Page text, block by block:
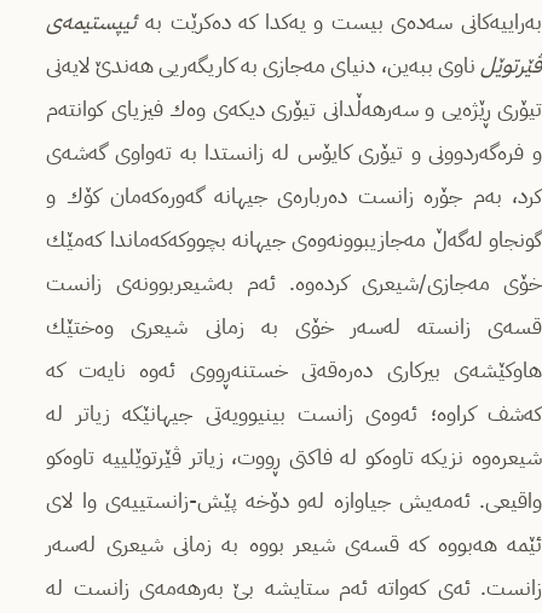
بەراییەكانى سەدەى بیست و یەكدا كە دەكرێت بەئیپستیمەى
ڤێرتوێلناوى ببەین، دنیاى مەجازى بە كاریگەریى هەندێ لایەنى
تیۆرى ڕێژەیى و سەرهەڵدانى تیۆرى دیكەى وەك فیزیاى كوانتەم
و فرەگەردوونى و تیۆرى كایۆس لە زانستدا بە تەواوى گەشەى
كرد، بەم جۆرە زانست دەربارەى جیهانە گەورەكەمان كۆك و
گونجاو لەگەڵ مەجازیبوونەوەى جیهانە بچووكەكەماندا كەمێك
خۆى مەجازى/شیعرى كردەوە. ئەم بەشیعربوونەى زانست
قسەى زانستە لەسەر خۆى بە زمانى شیعرى وەختێك
هاوكێشەى بیركارى دەرەقەتى خستنەڕووى ئەوە نایەت كە
كەشف كراوە؛ ئەوەى زانست بینیوویەتى جیهانێكە زیاتر لە
شیعرەوە نزیكە تاوەكو لە فاكتى ڕووت، زیاتر ڤێرتوێلییە تاوەكو
واقیعى. ئەمەیش جیاوازە لەو دۆخە پێش-زانستییەى وا لاى
ئێمە هەبووە كە قسەى شیعر بووە بە زمانى شیعرى لەسەر
زانست. ئەى كەواتە ئەم ستایشە بێ بەرهەمەى زانست لە